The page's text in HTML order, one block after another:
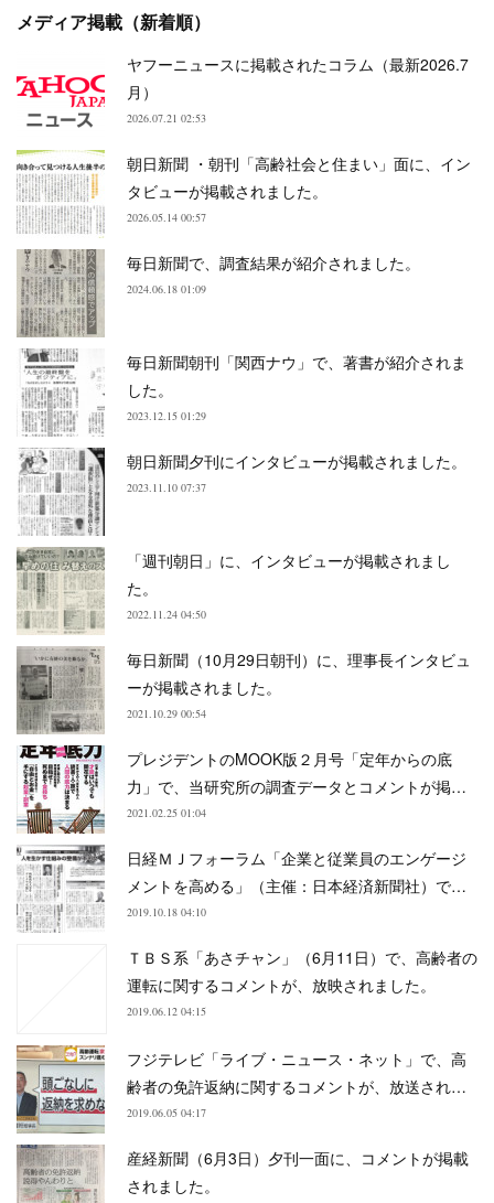
メディア掲載（新着順）
ヤフーニュースに掲載されたコラム（最新2026.7
月）
2026.07.21 02:53
朝日新聞 ・朝刊「高齢社会と住まい」面に、イン
タビューが掲載されました。
2026.05.14 00:57
毎日新聞で、調査結果が紹介されました。
2024.06.18 01:09
毎日新聞朝刊「関西ナウ」で、著書が紹介されま
した。
2023.12.15 01:29
朝日新聞夕刊にインタビューが掲載されました。
2023.11.10 07:37
「週刊朝日」に、インタビューが掲載されまし
た。
2022.11.24 04:50
毎日新聞（10月29日朝刊）に、理事長インタビュ
ーが掲載されました。
2021.10.29 00:54
プレジデントのMOOK版２月号「定年からの底
力」で、当研究所の調査データとコメントが掲…
2021.02.25 01:04
日経ＭＪフォーラム「企業と従業員のエンゲージ
メントを高める」（主催：日本経済新聞社）で…
2019.10.18 04:10
ＴＢＳ系「あさチャン」（6月11日）で、高齢者の
運転に関するコメントが、放映されました。
2019.06.12 04:15
フジテレビ「ライブ・ニュース・ネット」で、高
齢者の免許返納に関するコメントが、放送され…
2019.06.05 04:17
産経新聞（6月3日）夕刊一面に、コメントが掲載
されました。